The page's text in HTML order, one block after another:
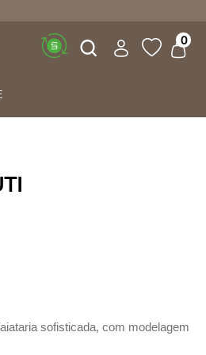
Buscar 0
sofisticada, com modelagem